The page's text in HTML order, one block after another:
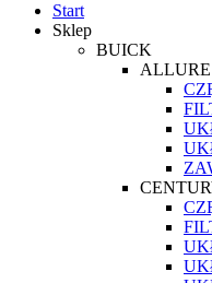
Start
Sklep
BUICK
ALLURE